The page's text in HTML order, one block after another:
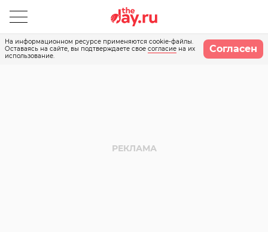
На информационном ресурсе применяются cookie-файлы.
Оставаясь на сайте, вы подтверждаете свое согласие на их
использование.
Согласен